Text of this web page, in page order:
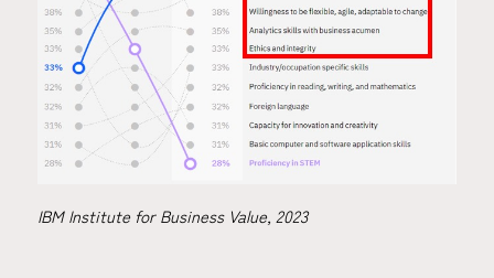
IBM Institute for Business Value, 2023